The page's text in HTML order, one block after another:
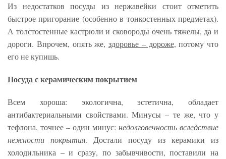
Из недостатков посуды из нержавейки стоит отметить
быстрое пригорание (особенно в тонкостенных предметах).
А толстостенные кастрюли и сковороды очень тяжелы, да и
дороги. Впрочем, опять же, здоровье – дороже, потому что
его не купишь.
Посуда с керамическим покрытием
Всем хороша: экологична, эстетична, обладает
антибактериальными свойствами. Минусы – те же, что у
тефлона, точнее – один минус: недолговечность вследствие
нежности покрытия. Достали посуду из керамики из
холодильника – и сразу, по забывчивости, поставили на